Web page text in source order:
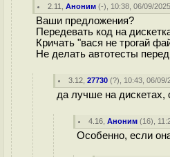
2.11 ,Аноним (-), 10:38, 06/09/
Ваши предложения?
Передевать код на
Кричать "вася не трогай
Не делать автотесты
3.12 ,27730 (?), 10:43, 06/09/
да лучше на дискетах,
4.16 ,Аноним (16),
Особенно, если